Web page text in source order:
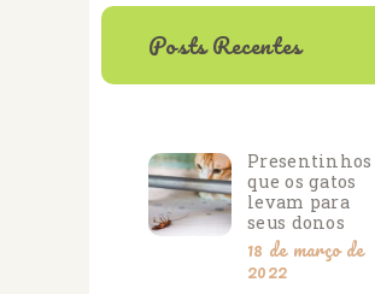
Posts Recentes
Presentinhos
que os gatos
levam para
seus donos
18 de março de
2022